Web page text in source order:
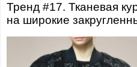
Тренд #17. Тканевая
на широкие